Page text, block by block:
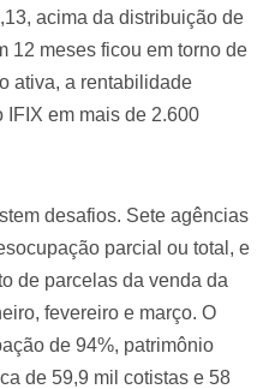
acima da distribuição de
12 meses ficou em torno de
ativa, a rentabilidade
em mais de 2.600
desafios. Sete agências
parcial ou total, e
de parcelas da venda da
fevereiro e março. O
de 94%, patrimônio
de 59,9 mil cotistas e 58